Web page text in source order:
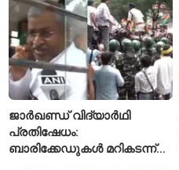
ജാർഖണ്ഡ് വിദ്യാർഥി
പ്രതിഷേധം:
ബാരിക്കേഡുകൾ മറികടന്ന്